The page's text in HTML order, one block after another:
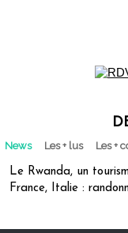
News Les + lus Les +
Le Rwanda, un
France, Italie :